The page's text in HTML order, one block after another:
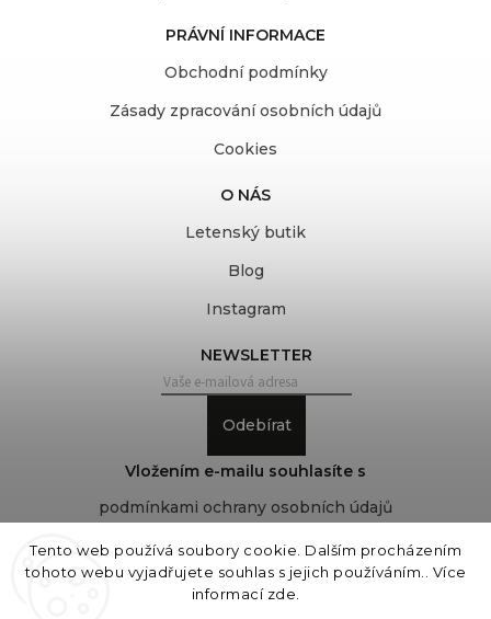
Tento web používá soubory cookie. Dalším procházením
tohoto webu vyjadřujete souhlas s jejich používáním.. Více
informací zde
PRÁVNÍ INFORMACE
Obchodní podmínky
Zásady zpracování osobních údajů
Cookies
O NÁS
Letenský butik
Blog
Instagram
NEWSLETTER
Odebírat
Vložením e-mailu souhlasíte s
podmínkami ochrany osobních údajů
COVEROVER